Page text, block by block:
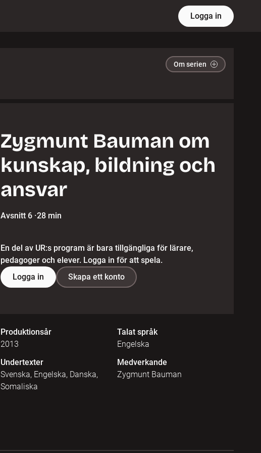
Logga in
Om serien
Zygmunt Bauman om
kunskap, bildning och
ansvar
Avsnitt 6 ·28 min
En del av UR:s program är bara tillgängliga för lärare,
pedagoger och elever. Logga in för att spela.
Logga in
Skapa ett konto
Produktionsår
2013
Talat språk
Engelska
Undertexter
Svenska, Engelska, Danska,
Somaliska
Medverkande
Zygmunt Bauman